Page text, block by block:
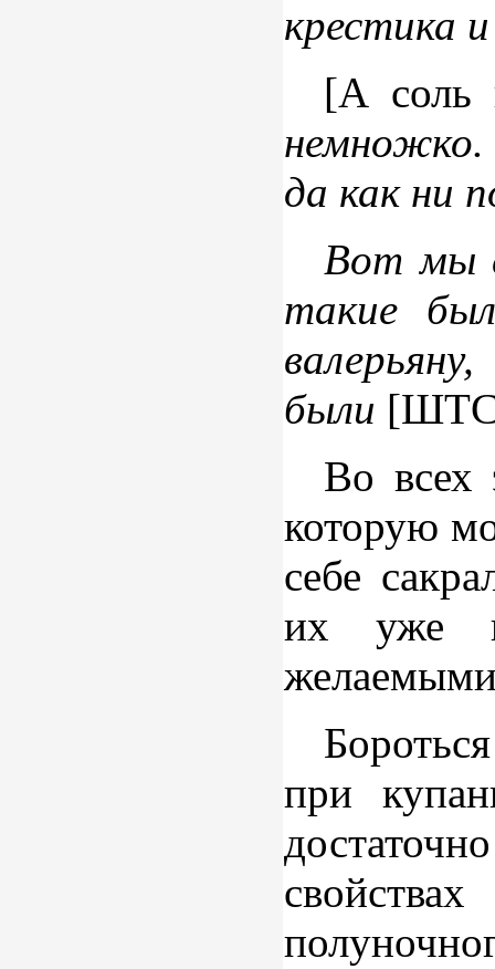
крестика
[А соль
немножко.
да как ни
Вот мы
такие
были
Во всех
которую
себе
их уже
при